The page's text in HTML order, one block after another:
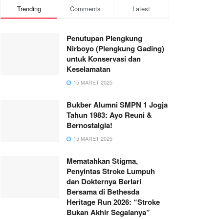
Trending Comments Latest
Penutupan Plengkung
Nirboyo (Plengkung Gading)
untuk Konservasi dan
Keselamatan
15 MARET 2025
Bukber Alumni SMPN 1 Jogja
Tahun 1983: Ayo Reuni &
Bernostalgia!
15 MARET 2025
Mematahkan Stigma,
Penyintas Stroke Lumpuh
dan Dokternya Berlari
Bersama di Bethesda
Heritage Run 2026: “Stroke
Bukan Akhir Segalanya”